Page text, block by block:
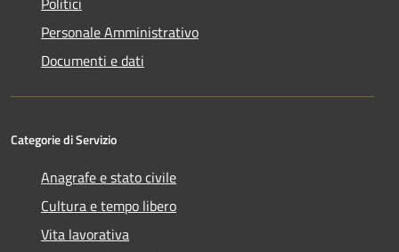
Personale Amministrativo
Documenti e dati
Categorie di Servizio
Anagrafe e stato civile
Cultura e tempo libero
Vita lavorativa